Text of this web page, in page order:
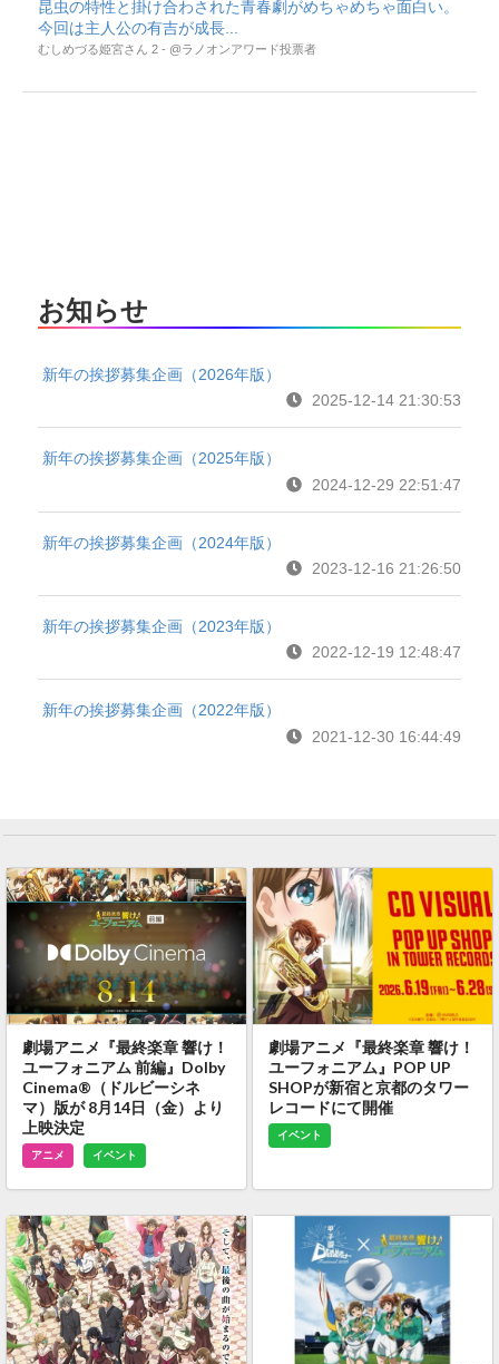
昆虫の特性と掛け合わされた青春劇がめちゃめちゃ面白い。
今回は主人公の有吉が成長...
むしめづる姫宮さん 2 - @ラノオンアワード投票者
お知らせ
新年の挨拶募集企画（2026年版）
2025-12-14 21:30:53
新年の挨拶募集企画（2025年版）
2024-12-29 22:51:47
新年の挨拶募集企画（2024年版）
2023-12-16 21:26:50
新年の挨拶募集企画（2023年版）
2022-12-19 12:48:47
新年の挨拶募集企画（2022年版）
2021-12-30 16:44:49
劇場アニメ『最終楽章 響け！
ユーフォニアム 前編』Dolby
Cinema®（ドルビーシネ
マ）版が 8月14日（金）より
上映決定
アニメ イベント
劇場アニメ『最終楽章 響け！
ユーフォニアム』POP UP
SHOPが新宿と京都のタワー
レコードにて開催
イベント